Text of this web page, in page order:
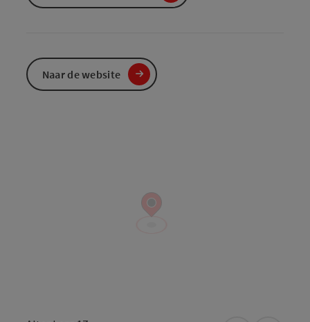
Naar de website